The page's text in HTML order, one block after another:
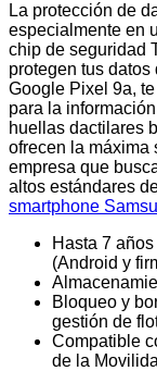
La protección de
especialmente en
chip de seguridad
protegen tus
Google Pixel 9a,
para la
huellas dactilares
ofrecen la máxima
empresa que
altos estándares
smartphone
Hasta 7
(Android y
Bloqueo y
gestión de
Compatible
de la